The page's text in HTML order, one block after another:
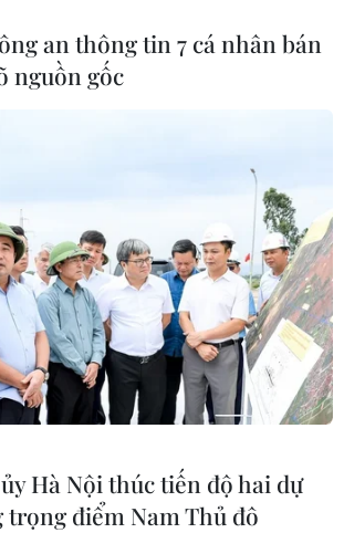
an thông tin 7 cá nhân bán
nguồn gốc
Hà Nội thúc tiến độ hai dự
trọng điểm Nam Thủ đô